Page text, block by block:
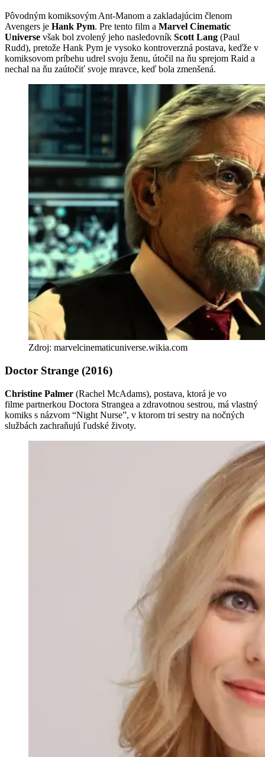
Pôvodným komiksovým Ant-Manom a zakladajúcim členom
Avengers je Hank Pym. Pre tento film a Marvel Cinematic
Universe však bol zvolený jeho nasledovník Scott Lang (Paul
Rudd), pretože Hank Pym je vysoko kontroverzná postava, keďže v
komiksovom príbehu udrel svoju ženu, útočil na ňu sprejom Raid a
nechal na ňu zaútočiť svoje mravce, keď bola zmenšená.
Zdroj: marvelcinematicuniverse.wikia.com
Doctor Strange (2016)
Christine Palmer (Rachel McAdams), postava, ktorá je vo
filme partnerkou Doctora Strangea a zdravotnou sestrou, má vlastný
komiks s názvom “Night Nurse”, v ktorom tri sestry na nočných
službách zachraňujú ľudské životy.